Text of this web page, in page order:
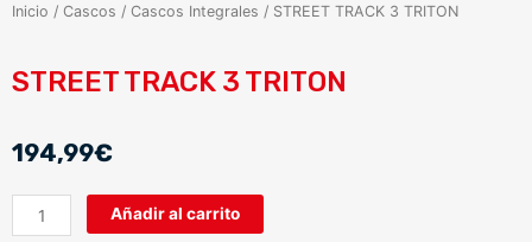
Inicio / Cascos / Cascos Integrales / STREET TRACK 3 TRITON
STREET TRACK 3 TRITON
194,99€
STREET
TRACK
Añadir al carrito